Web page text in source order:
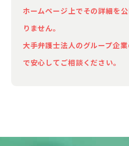
とを正確に知りたいと考
ました。もし浮気が事実で
姻関係を継続することは
自分一人で証拠を集める
ホームページ上でその詳細を
りません。
大手弁護士法人のグループ企
で安心してご相談ください。